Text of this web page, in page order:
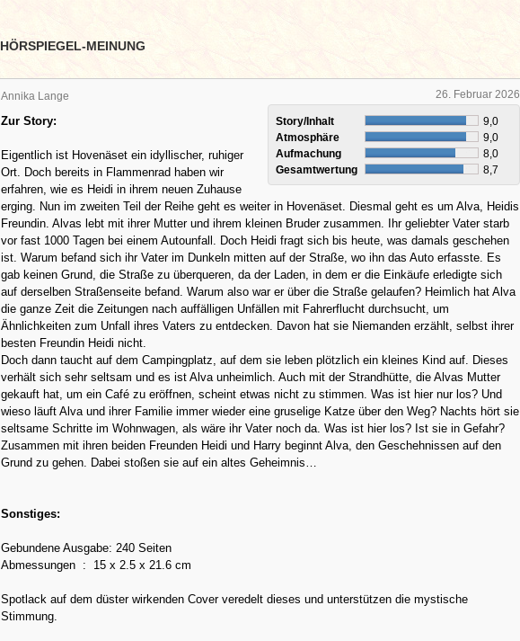
HÖRSPIEGEL-MEINUNG
26. Februar 2026
Annika Lange
Story/Inhalt
9,0
Atmosphäre
9,0
Aufmachung
8,0
Gesamtwertung
8,7
Zur Story:
Eigentlich ist Hovenäset ein idyllischer, ruhiger
Ort. Doch bereits in Flammenrad haben wir
erfahren, wie es Heidi in ihrem neuen Zuhause
erging. Nun im zweiten Teil der Reihe geht es weiter in Hovenäset. Diesmal geht es um Alva, Heidis
Freundin. Alvas lebt mit ihrer Mutter und ihrem kleinen Bruder zusammen. Ihr geliebter Vater starb
vor fast 1000 Tagen bei einem Autounfall. Doch Heidi fragt sich bis heute, was damals geschehen
ist. Warum befand sich ihr Vater im Dunkeln mitten auf der Straße, wo ihn das Auto erfasste. Es
gab keinen Grund, die Straße zu überqueren, da der Laden, in dem er die Einkäufe erledigte sich
auf derselben Straßenseite befand. Warum also war er über die Straße gelaufen? Heimlich hat Alva
die ganze Zeit die Zeitungen nach auffälligen Unfällen mit Fahrerflucht durchsucht, um
Ähnlichkeiten zum Unfall ihres Vaters zu entdecken. Davon hat sie Niemanden erzählt, selbst ihrer
besten Freundin Heidi nicht.
Doch dann taucht auf dem Campingplatz, auf dem sie leben plötzlich ein kleines Kind auf. Dieses
verhält sich sehr seltsam und es ist Alva unheimlich. Auch mit der Strandhütte, die Alvas Mutter
gekauft hat, um ein Café zu eröffnen, scheint etwas nicht zu stimmen. Was ist hier nur los? Und
wieso läuft Alva und ihrer Familie immer wieder eine gruselige Katze über den Weg? Nachts hört sie
seltsame Schritte im Wohnwagen, als wäre ihr Vater noch da. Was ist hier los? Ist sie in Gefahr?
Zusammen mit ihren beiden Freunden Heidi und Harry beginnt Alva, den Geschehnissen auf den
Grund zu gehen. Dabei stoßen sie auf ein altes Geheimnis…
Sonstiges:
Gebundene Ausgabe: 240 Seiten
Abmessungen ‏ : ‎ 15 x 2.5 x 21.6 cm
Spotlack auf dem düster wirkenden Cover veredelt dieses und unterstützen die mystische
Stimmung.